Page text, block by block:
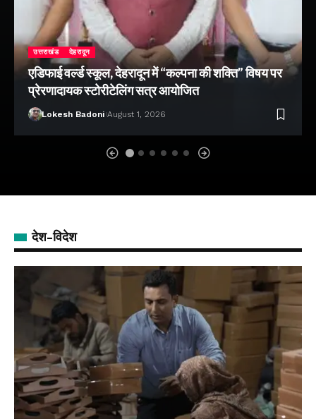
उत्तराखंड देहरादून
एडिफाई वर्ल्ड स्कूल, देहरादून में “कल्पना की शक्ति” विषय पर
प्रेरणादायक स्टोरीटेलिंग सत्र आयोजित
Lokesh Badoni August 1, 2026
देश-विदेश